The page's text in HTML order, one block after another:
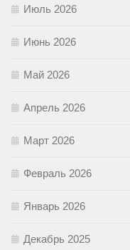
Июль 2026
Июнь 2026
Май 2026
Апрель 2026
Март 2026
Февраль 2026
Январь 2026
Декабрь 2025